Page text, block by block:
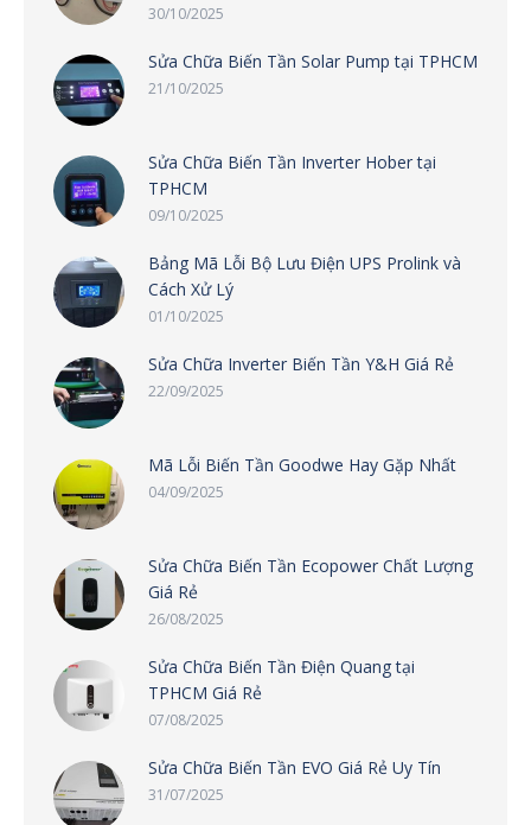
30/10/2025
Sửa Chữa Biến Tần Solar Pump tại TPHCM
21/10/2025
Sửa Chữa Biến Tần Inverter Hober tại
TPHCM
09/10/2025
Bảng Mã Lỗi Bộ Lưu Điện UPS Prolink và
Cách Xử Lý
01/10/2025
Sửa Chữa Inverter Biến Tần Y&H Giá Rẻ
22/09/2025
Mã Lỗi Biến Tần Goodwe Hay Gặp Nhất
04/09/2025
Sửa Chữa Biến Tần Ecopower Chất Lượng
Giá Rẻ
26/08/2025
Sửa Chữa Biến Tần Điện Quang tại
TPHCM Giá Rẻ
07/08/2025
Sửa Chữa Biến Tần EVO Giá Rẻ Uy Tín
31/07/2025